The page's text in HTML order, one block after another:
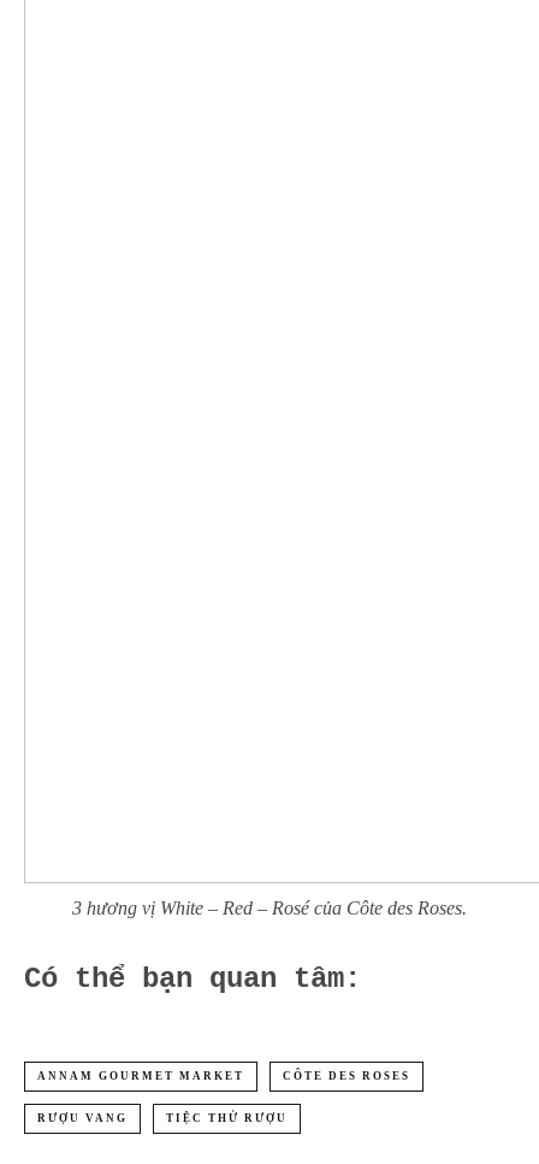
3 hương vị White – Red – Rosé của Côte des Roses.
Có thể bạn quan tâm:
ANNAM GOURMET MARKET CÔTE DES ROSES
RƯỢU VANG TIỆC THỬ RƯỢU